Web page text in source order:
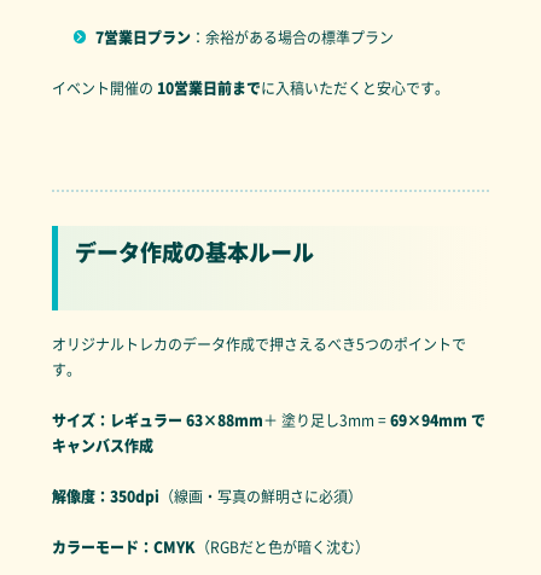
7営業日プラン：余裕がある場合の標準プラン
イベント開催の 10営業日前までに入稿いただくと安心です。
データ作成の基本ルール
オリジナルトレカのデータ作成で押さえるべき5つのポイントで
す。
サイズ：レギュラー 63×88mm＋ 塗り足し3mm =69×94mm で
キャンバス作成
解像度：350dpi （線画・写真の鮮明さに必須）
カラーモード：CMYK（RGBだと色が暗く沈む）